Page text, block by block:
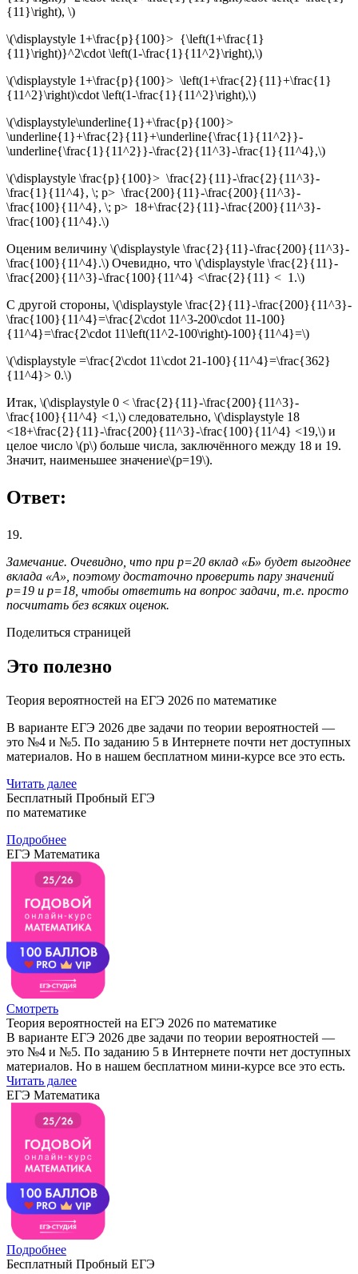
{11}\right), \)
\(\displaystyle 1+\frac{p}{100}> {\left(1+\frac{1}
{11}\right)}^2\cdot \left(1-\frac{1}{11^2}\right),\)
\(\displaystyle 1+\frac{p}{100}> \left(1+\frac{2}{11}+\frac{1}
{11^2}\right)\cdot \left(1-\frac{1}{11^2}\right),\)
\(\displaystyle\underline{1}+\frac{p}{100}>
\underline{1}+\frac{2}{11}+\underline{\frac{1}{11^2}}-
\underline{\frac{1}{11^2}}-\frac{2}{11^3}-\frac{1}{11^4},\)
\(\displaystyle \frac{p}{100}> \frac{2}{11}-\frac{2}{11^3}-
\frac{1}{11^4}, \; p> \frac{200}{11}-\frac{200}{11^3}-
\frac{100}{11^4}, \; p> 18+\frac{2}{11}-\frac{200}{11^3}-
\frac{100}{11^4}.\)
Оценим величину \(\displaystyle \frac{2}{11}-\frac{200}{11^3}-
\frac{100}{11^4}.\) Очевидно, что \(\displaystyle \frac{2}{11}-
\frac{200}{11^3}-\frac{100}{11^4} <\frac{2}{11} < 1.\)
С другой стороны, \(\displaystyle \frac{2}{11}-\frac{200}{11^3}-
\frac{100}{11^4}=\frac{2\cdot 11^3-200\cdot 11-100}
{11^4}=\frac{2\cdot 11\left(11^2-100\right)-100}{11^4}=\)
\(\displaystyle =\frac{2\cdot 11\cdot 21-100}{11^4}=\frac{362}
{11^4}> 0.\)
Итак, \(\displaystyle 0 < \frac{2}{11}-\frac{200}{11^3}-
\frac{100}{11^4} <1,\) следовательно, \(\displaystyle 18
<18+\frac{2}{11}-\frac{200}{11^3}-\frac{100}{11^4} <19,\) и
целое число \(p\) больше числа, заключённого между 18 и 19.
Значит, наименьшее значение\(p=19\).
Ответ:
19.
Замечание. Очевидно, что при p=20 вклад «Б» будет выгоднее
вклада «A», поэтому достаточно проверить пару значений
p=19 и p=18, чтобы ответить на вопрос задачи, т.е. просто
посчитать без всяких оценок.
Поделиться страницей
Это полезно
Теория вероятностей на ЕГЭ 2026 по математике
В варианте ЕГЭ 2026 две задачи по теории вероятностей —
это №4 и №5. По заданию 5 в Интернете почти нет доступных
материалов. Но в нашем бесплатном мини-курсе все это есть.
Читать далее
Бесплатный Пробный ЕГЭ
по математике
Подробнее
ЕГЭ Математика
Смотреть
Теория вероятностей на ЕГЭ 2026 по математике
В варианте ЕГЭ 2026 две задачи по теории вероятностей —
это №4 и №5. По заданию 5 в Интернете почти нет доступных
материалов. Но в нашем бесплатном мини-курсе все это есть.
Читать далее
ЕГЭ Математика
Подробнее
Бесплатный Пробный ЕГЭ